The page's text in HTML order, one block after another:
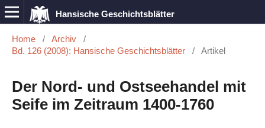
Hansische Geschichtsblätter
Home / Archiv
/
Bd. 126 (2008): Hansische Geschichtsblätter
/ Artikel
Der Nord- und Ostseehandel mit
Seife im Zeitraum 1400-1760